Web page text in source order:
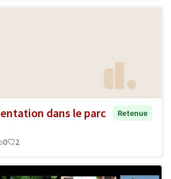
dans le parc
Retenue
0 2